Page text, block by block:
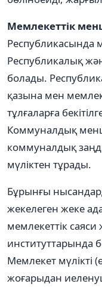
Мемлекеттік
Республикасында
Республикалық
болады.
қазына мен
тұлғаларға
Коммуналдық
коммуналдық
мүліктен тұрады.
Бұрынғы
жекелеген жеке
мемлекеттік
институттарында
Мемлекет мүлікті
жоғарыдан